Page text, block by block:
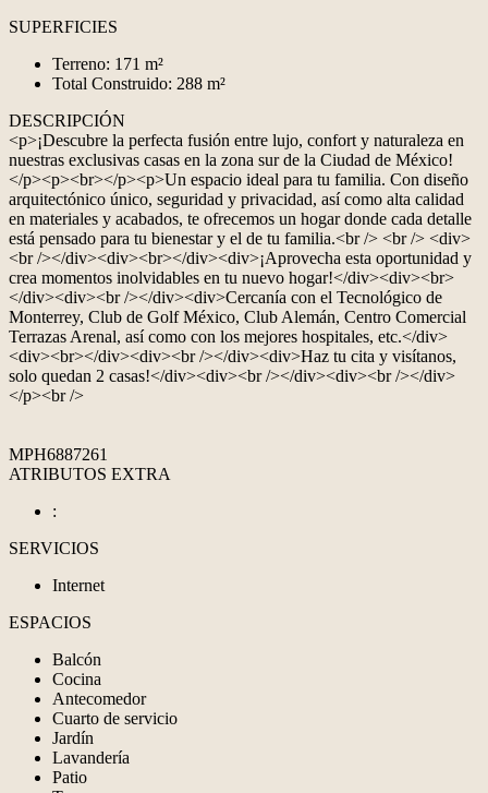
SUPERFICIES
Terreno: 171 m²
Total Construido: 288 m²
DESCRIPCIÓN
<p>¡Descubre la perfecta fusión entre lujo, confort y naturaleza en
nuestras exclusivas casas en la zona sur de la Ciudad de México!
</p><p><br></p><p>Un espacio ideal para tu familia. Con diseño
arquitectónico único, seguridad y privacidad, así como alta calidad
en materiales y acabados, te ofrecemos un hogar donde cada detalle
está pensado para tu bienestar y el de tu familia.<br /> <br /> <div>
<br /></div><div><br></div><div>¡Aprovecha esta oportunidad y
crea momentos inolvidables en tu nuevo hogar!</div><div><br>
</div><div><br /></div><div>Cercanía con el Tecnológico de
Monterrey, Club de Golf México, Club Alemán, Centro Comercial
Terrazas Arenal, así como con los mejores hospitales, etc.</div>
<div><br></div><div><br /></div><div>Haz tu cita y visítanos,
solo quedan 2 casas!</div><div><br /></div><div><br /></div>
</p><br />
MPH6887261
ATRIBUTOS EXTRA
:
SERVICIOS
Internet
ESPACIOS
Balcón
Cocina
Antecomedor
Cuarto de servicio
Jardín
Lavandería
Patio